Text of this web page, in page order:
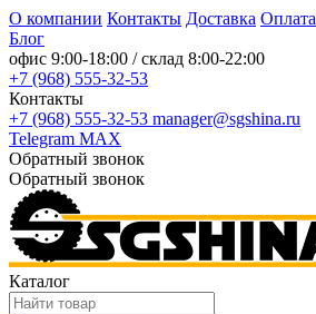
О компании Контакты Доставка Оплата
Блог
офис 9:00-18:00 / склад 8:00-22:00
+7 (968) 555-32-53
Контакты
+7 (968) 555-32-53 manager@sgshina.ru
Telegram MAX
Обратный звонок
Обратный звонок
Каталог